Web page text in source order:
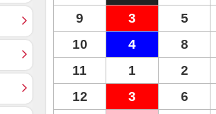
9
3 5
10
4 8
11
1 2
12
3 6